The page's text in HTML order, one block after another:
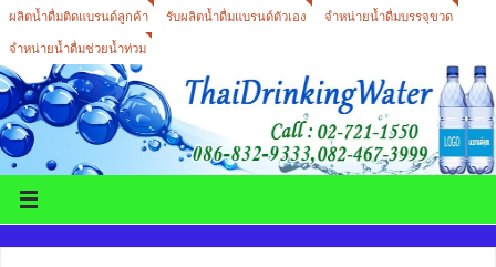
ผลิตน้ำดื่มติดแบรนด์ลูกค้า รับผลิตน้ำดื่มแบรนด์ตัวเอง
จำหน่ายน้ำดื่มบรรจุขวด
จำหน่ายน้ำดื่มช่วยน้ำท่วม